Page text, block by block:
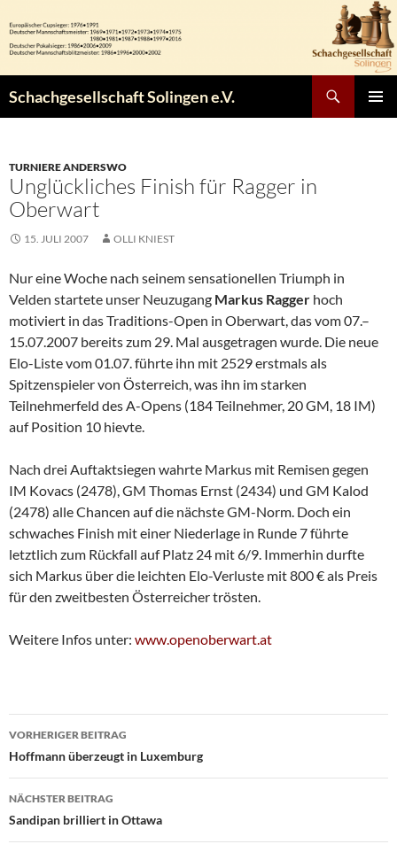
Inhalt
springen
Schachgesellschaft Solingen e.V.
TURNIERE ANDERSWO
Unglückliches Finish für Ragger in
Oberwart
15. JULI 2007 OLLI KNIEST
Nur eine Woche nach seinem sensationellen Triumph in
Velden startete unser Neuzugang Markus Ragger hoch
motiviert in das Traditions-Open in Oberwart, das vom 07.–
15.07.2007 bereits zum 29. Mal ausgetragen wurde. Die neue
Elo-Liste vom 01.07. führte ihn mit 2529 erstmals als
Spitzenspieler von Österreich, was ihn im starken
Teilnehmerfeld des A-Opens (184 Teilnehmer, 20 GM, 18 IM)
auf Position 10 hievte.
Nach drei Auftaktsiegen wahrte Markus mit Remisen gegen
IM Kovacs (2478), GM Thomas Ernst (2434) und GM Kalod
(2478) alle Chancen auf die nächste GM-Norm. Doch ein
schwaches Finish mit einer Niederlage in Runde 7 führte
letztlich zum Rückfall auf Platz 24 mit 6/9. Immerhin durfte
sich Markus über die leichten Elo-Verluste mit 800 € als Preis
für den zweitbesten Österreicher trösten.
Weitere Infos unter: www.openoberwart.at
Beitragsnavigation
VORHERIGER BEITRAG
Hoffmann überzeugt in Luxemburg
NÄCHSTER BEITRAG
Sandipan brilliert in Ottawa